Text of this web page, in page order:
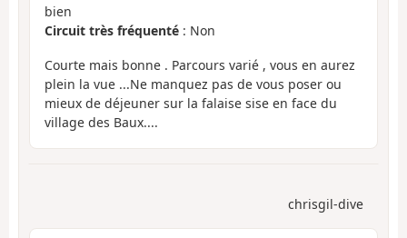
bien
Circuit très fréquenté : Non
Courte mais bonne . Parcours varié , vous en aurez
plein la vue ...Ne manquez pas de vous poser ou
mieux de déjeuner sur la falaise sise en face du
village des Baux....
chrisgil-dive